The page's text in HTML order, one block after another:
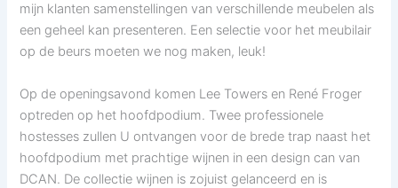
mijn klanten samenstellingen van verschillende meubelen als
een geheel kan presenteren. Een selectie voor het meubilair
op de beurs moeten we nog maken, leuk!
Op de openingsavond komen Lee Towers en René Froger
optreden op het hoofdpodium. Twee professionele
hostesses zullen U ontvangen voor de brede trap naast het
hoofdpodium met prachtige wijnen in een design can van
DCAN. De collectie wijnen is zojuist gelanceerd en is